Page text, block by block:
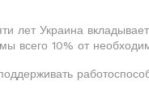
лет Украина
всего 10% от